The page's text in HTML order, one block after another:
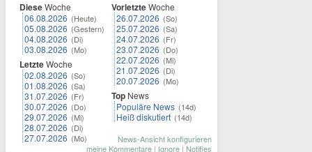
DieseWoche
06.08.2026 (Heute)
05.08.2026 (Gestern)
04.08.2026 (Di)
03.08.2026 (Mo)
LetzteWoche
02.08.2026 (So)
01.08.2026 (Sa)
31.07.2026 (Fr)
30.07.2026 (Do)
29.07.2026 (Mi)
28.07.2026 (Di)
27.07.2026 (Mo)
VorletzteWoche
26.07.2026 (So)
25.07.2026 (Sa)
24.07.2026 (Fr)
23.07.2026 (Do)
22.07.2026 (Mi)
21.07.2026 (Di)
20.07.2026 (Mo)
Top News
Populäre News (14d)
Heiß diskutiert (14d)
News-Ansicht konfigurieren
meine Kommentare | Ignore | Notifies